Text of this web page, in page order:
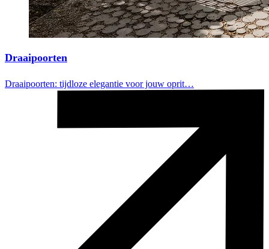
Draaipoorten
Draaipoorten: tijdloze elegantie voor jouw oprit…